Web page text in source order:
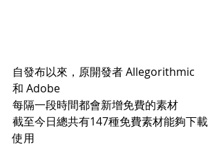
自發布以來，原開發者 Allegorithmic
和 Adob​​e
每隔一段時間都會新增免費的素材
截至今日總共有147種免費素材能夠下載
使用